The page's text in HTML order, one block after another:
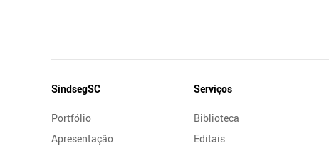
Mapa
Site
SindsegSC
Portfólio
Apresentação
Serviços
Biblioteca
Editais